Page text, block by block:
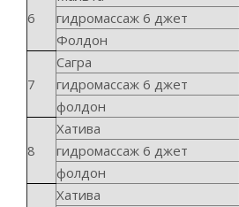
6
гидромассаж 6 джет
Фолдон
7
Сагра
гидромассаж 6 джет
фолдон
8
Хатива
гидромассаж 6 джет
фолдон
Хатива